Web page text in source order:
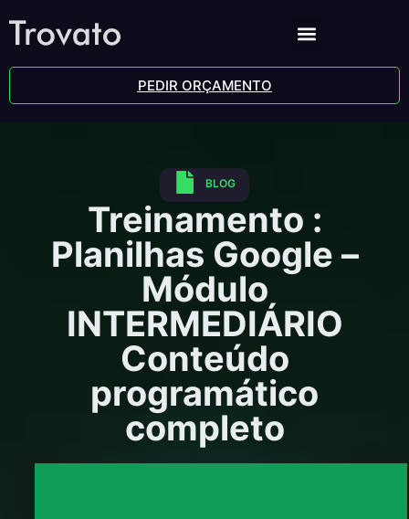
PEDIR ORÇAMENTO
BLOG
Treinamento :
Planilhas Google –
Módulo
INTERMEDIÁRIO
Conteúdo
programático
completo